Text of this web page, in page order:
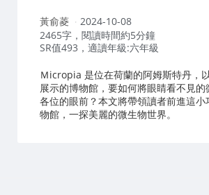
作
者：
黃俞菱
2024-10-08
2465字，閱讀時間約5分鐘
SR值493，適讀年級:六年級
Ｍicropia 是位在荷蘭的阿姆斯特丹，
展示的博物館，要如何將眼睛看不見
各位的眼前？本文將帶領讀者前進這小
物館，一探美麗的微生物世界。